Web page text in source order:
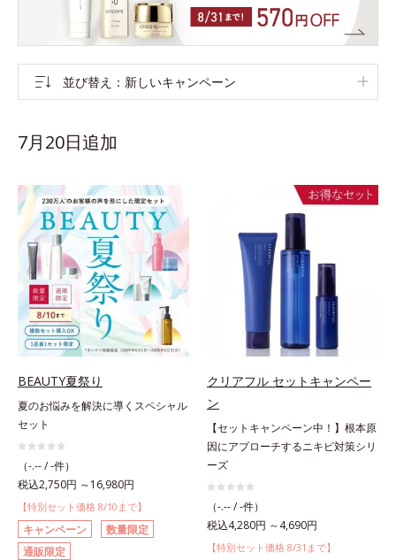
並び替え 新しいキャンペーン
7月20日追加
BEAUTY夏祭り
夏のお悩みを解決に導くスペシャル
セット
（-.-- / -件）
税込2,750円 ～16,980円
【特別セット価格 8/10まで】
キャンペーン
数量限定
通販限定
クリアフル セットキャンペー
ン
【セットキャンペーン中！】根本原
因にアプローチするニキビ対策シリ
ーズ
（-.-- / -件）
税込4,280円 ～4,690円
【特別セット価格 8/31まで】